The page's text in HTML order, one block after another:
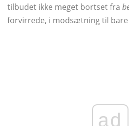
tilbudet ikke meget bortset fra
forvirrede, i modsætning til bare
ad